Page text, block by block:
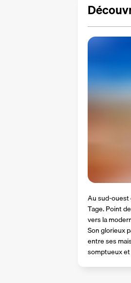
Au sud-ouest
Tage. Point
vers la
Son glorieux
entre ses
somptueux